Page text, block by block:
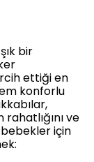
bir
ettiği en
konforlu
ve
için